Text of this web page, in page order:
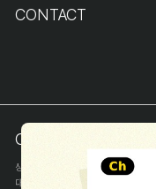
CONTACT
COMPANY INFO
상호
(주)해피프린스
대표